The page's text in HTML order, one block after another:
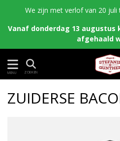
We zijn met verlof van 20
Vanaf donderdag 13
afgehaald
MENU ZOEKEN
ZUIDERSE